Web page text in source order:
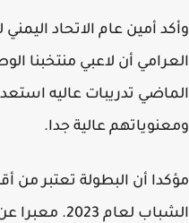
أمين عام الاتحاد اليمني
أن لاعبي منتخبنا
تدريبات عاليه
عالية جدا.
أن البطولة تعتبر من
الشباب لعام